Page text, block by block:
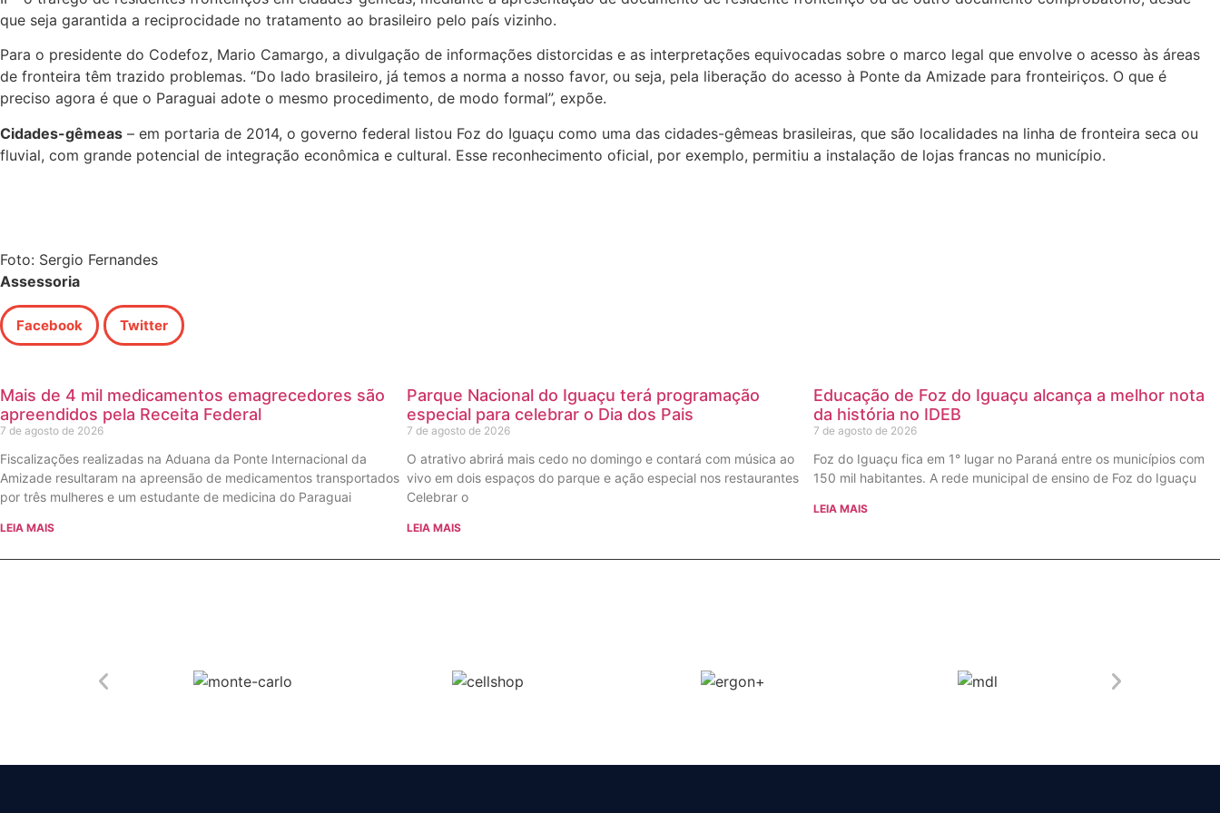
que seja garantida a reciprocidade no tratamento ao brasileiro pelo país vizinho.
Para o presidente do Codefoz, Mario Camargo, a divulgação de informações distorcidas e as interpretações equivocadas sobre o marco legal que envolve o acesso às áreas
de fronteira têm trazido problemas. “Do lado brasileiro, já temos a norma a nosso favor, ou seja, pela liberação do acesso à Ponte da Amizade para fronteiriços. O que é
preciso agora é que o Paraguai adote o mesmo procedimento, de modo formal”, expõe.
Cidades-gêmeas – em portaria de 2014, o governo federal listou Foz do Iguaçu como uma das cidades-gêmeas brasileiras, que são localidades na linha de fronteira seca ou
fluvial, com grande potencial de integração econômica e cultural. Esse reconhecimento oficial, por exemplo, permitiu a instalação de lojas francas no município.
Foto: Sergio Fernandes
Assessoria
Facebook Twitter
Mais de 4 mil medicamentos emagrecedores são
apreendidos pela Receita Federal
7 de agosto de 2026
Fiscalizações realizadas na Aduana da Ponte Internacional da
Amizade resultaram na apreensão de medicamentos transportados
por três mulheres e um estudante de medicina do Paraguai
LEIA MAIS
Parque Nacional do Iguaçu terá programação
especial para celebrar o Dia dos Pais
7 de agosto de 2026
O atrativo abrirá mais cedo no domingo e contará com música ao
vivo em dois espaços do parque e ação especial nos restaurantes
Celebrar o
LEIA MAIS
Educação de Foz do Iguaçu alcança a melhor nota
da história no IDEB
7 de agosto de 2026
Foz do Iguaçu fica em 1° lugar no Paraná entre os municípios com
150 mil habitantes. A rede municipal de ensino de Foz do Iguaçu
LEIA MAIS